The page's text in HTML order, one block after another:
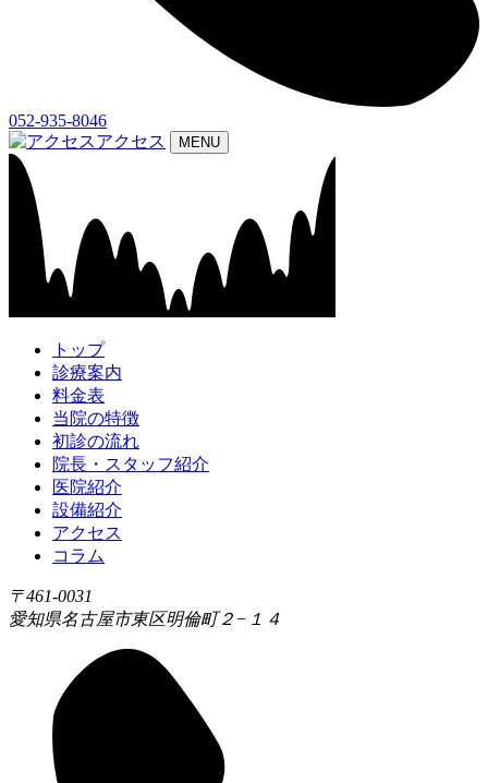
052-935-8046
アクセス
MENU
トップ
診療案内
料金表
当院の特徴
初診の流れ
院長・スタッフ紹介
医院紹介
設備紹介
アクセス
コラム
〒461-0031
愛知県名古屋市東区明倫町２−１４